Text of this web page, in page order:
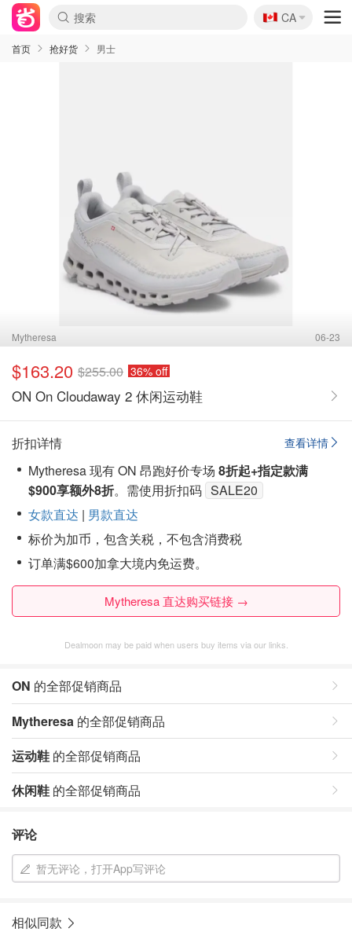
🇨🇦
CA
首页 抢好货 男士
Mytheresa 06-23
$163.20 $255.00 36% off
ON On Cloudaway 2 休闲运动鞋
查看详情
折扣详情
Mytheresa 现有 ON 昂跑好价专场 8折起+指定款满
$900享额外8折。需使用折扣码 SALE20
女款直达 | 男款直达
标价为加币，包含关税，不包含消费税
订单满$600加拿大境内免运费。
Mytheresa 直达购买链接 →
Dealmoon may be paid when users buy items via our links.
ON 的全部促销商品
Mytheresa 的全部促销商品
运动鞋 的全部促销商品
休闲鞋 的全部促销商品
评论
暂无评论，打开App写评论
相似同款